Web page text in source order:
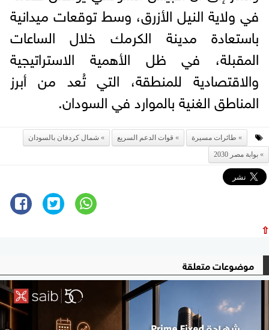
في ولاية النيل الأزرق، وسط توقعات ميدانية
باستعادة مدينة الكرمك خلال الساعات
المقبلة، في ظل الأهمية الاستراتيجية
والاقتصادية للمنطقة، التي تُعد من أبرز
المناطق الغنية بالموارد في السودان.
طائرات مسيرة قوات الدعم السريع
شمال كردفان بالسودان
بوابة مصر 2030
⇧
موضوعات متعلقة